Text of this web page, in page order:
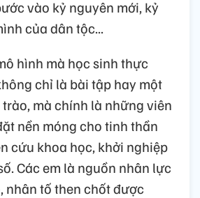
vào kỷ nguyên mới, kỷ
của dân tộc...
hình mà học sinh thực
chỉ là bài tập hay một
mà chính là những viên
nền móng cho tinh thần
cứu khoa học, khởi nghiệp
Các em là nguồn nhân lực
nhân tố then chốt được